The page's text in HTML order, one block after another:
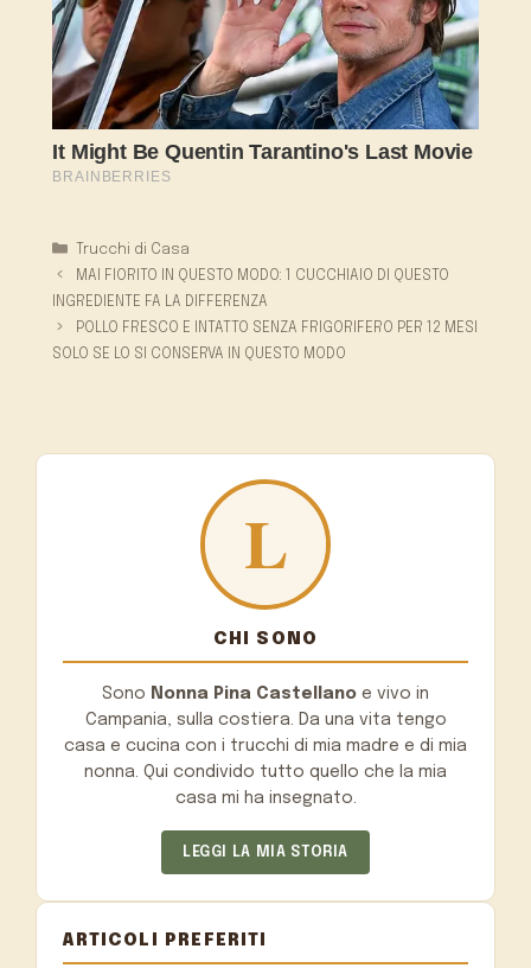
Categorie
Trucchi di Casa
MAI FIORITO IN QUESTO MODO: 1 CUCCHIAIO DI QUESTO
INGREDIENTE FA LA DIFFERENZA
POLLO FRESCO E INTATTO SENZA FRIGORIFERO PER 12 MESI
SOLO SE LO SI CONSERVA IN QUESTO MODO
CHI SONO
Sono Nonna Pina Castellano e vivo in
Campania, sulla costiera. Da una vita tengo
casa e cucina con i trucchi di mia madre e di mia
nonna. Qui condivido tutto quello che la mia
casa mi ha insegnato.
LEGGI LA MIA STORIA
ARTICOLI PREFERITI